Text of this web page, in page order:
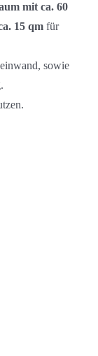
mit ca. 60
15 qmfür
sowie